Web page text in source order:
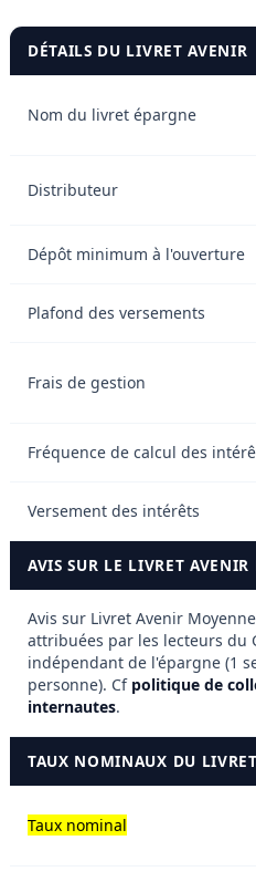
DÉTAILS DU LIVRET AVENIR
Nom du livret épargne
Distributeur
Dépôt minimum à l'ouverture
Plafond des versements
Frais de gestion
Fréquence de calcul des
Versement des intérêts
AVIS SUR LE LIVRET AVENIR
Avis sur Livret Avenir
attribuées par les lecteurs du
indépendant de l'épargne (1
personne). Cf politique de
internautes.
TAUX NOMINAUX DU
Taux nominal